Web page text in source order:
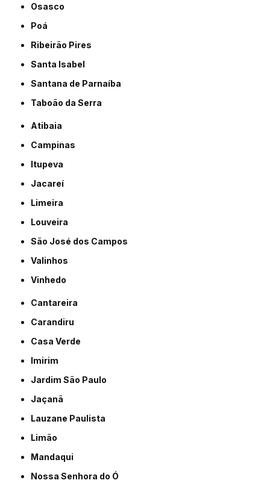
Osasco
Poá
Ribeirão Pires
Santa Isabel
Santana de Parnaíba
Taboão da Serra
Atibaia
Campinas
Itupeva
Jacareí
Limeira
Louveira
São José dos Campos
Valinhos
Vinhedo
Cantareira
Carandiru
Casa Verde
Imirim
Jardim São Paulo
Jaçanã
Lauzane Paulista
Limão
Mandaqui
Nossa Senhora do Ó